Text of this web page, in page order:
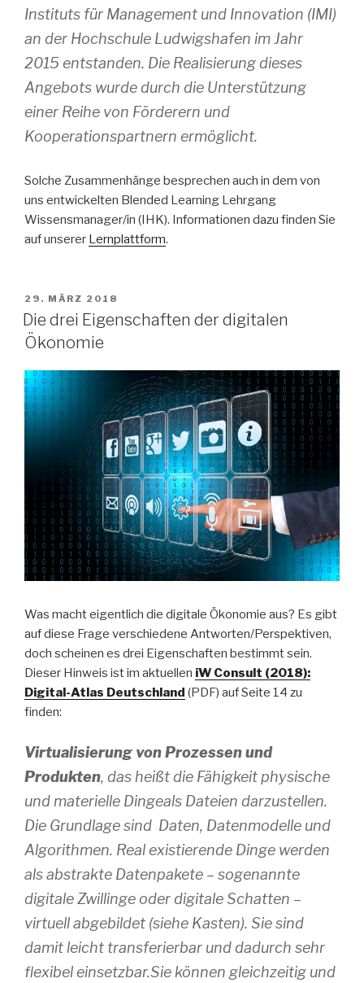
Instituts für Management und Innovation (IMI)
an der Hochschule Ludwigshafen im Jahr
2015 entstanden. Die Realisierung dieses
Angebots wurde durch die Unterstützung
einer Reihe von Förderern und
Kooperationspartnern ermöglicht.
Solche Zusammenhänge besprechen auch in dem von
uns entwickelten Blended Learning Lehrgang
Wissensmanager/in (IHK). Informationen dazu finden Sie
auf unserer Lernplattform.
VERÖFFENTLICHT
AM
29. MÄRZ 2018
Die drei Eigenschaften der digitalen
Ökonomie
Was macht eigentlich die digitale Ökonomie aus? Es gibt
auf diese Frage verschiedene Antworten/Perspektiven,
doch scheinen es drei Eigenschaften bestimmt sein.
Dieser Hinweis ist im aktuellen iW Consult (2018):
Digital-Atlas Deutschland (PDF) auf Seite 14 zu
finden:
Virtualisierung von Prozessen und
Produkten, das heißt die Fähigkeit physische
und materielle Dingeals Dateien darzustellen.
Die Grundlage sind Daten, Datenmodelle und
Algorithmen. Real existierende Dinge werden
als abstrakte Datenpakete – sogenannte
digitale Zwillinge oder digitale Schatten –
virtuell abgebildet (siehe Kasten). Sie sind
damit leicht transferierbar und dadurch sehr
flexibel einsetzbar.Sie können gleichzeitig und